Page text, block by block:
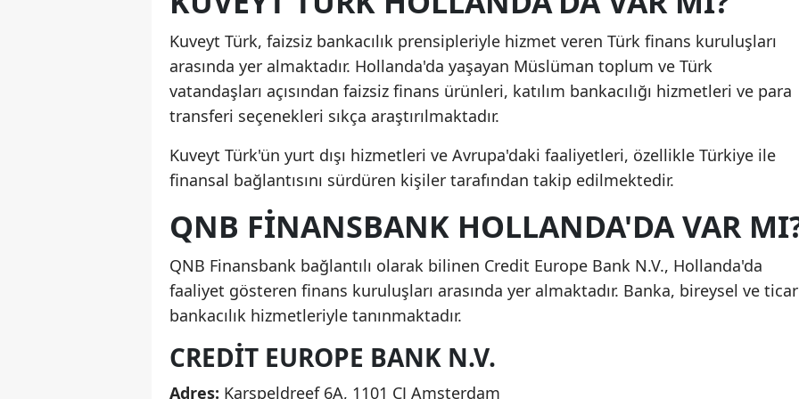
Kuveyt Türk, faizsiz bankacılık prensipleriyle hizmet veren Türk finans kuruluşları
arasında yer almaktadır. Hollanda'da yaşayan Müslüman toplum ve Türk
vatandaşları açısından faizsiz finans ürünleri, katılım bankacılığı hizmetleri ve para
transferi seçenekleri sıkça araştırılmaktadır.
Kuveyt Türk'ün yurt dışı hizmetleri ve Avrupa'daki faaliyetleri, özellikle Türkiye ile
finansal bağlantısını sürdüren kişiler tarafından takip edilmektedir.
QNB FINANSBANK HOLLANDA'DA VAR
QNB Finansbank bağlantılı olarak bilinen Credit Europe Bank N.V., Hollanda'da
faaliyet gösteren finans kuruluşları arasında yer almaktadır. Banka, bireysel ve
bankacılık hizmetleriyle tanınmaktadır.
CREDIT EUROPE BANK N.V.
Adres: Karspeldreef 6A, 1101 CJ Amsterdam